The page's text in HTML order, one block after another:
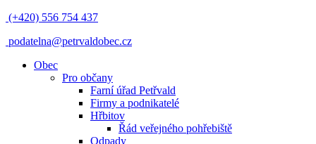
(+420) 556 754 437
podatelna@petrvaldobec.cz
Obec
Pro občany
Farní úřad Petřvald
Firmy a podnikatelé
Hřbitov
Řád veřejného pohřebiště
Odpady